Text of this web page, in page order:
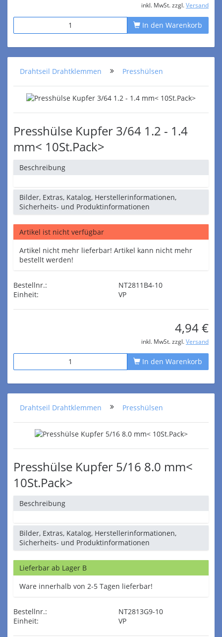
inkl. MwSt. zzgl. Versand
In den Warenkorb
Drahtseil Drahtklemmen Presshülsen
Presshülse Kupfer 3/64 1.2 - 1.4
mm< 10St.Pack>
Beschreibung
Bilder, Extras, Katalog, Herstellerinformationen,
Sicherheits- und Produktinformationen
Artikel ist nicht verfügbar
Artikel nicht mehr lieferbar! Artikel kann nicht mehr
bestellt werden!
Bestellnr.:
NT2811B4-10
Einheit:
VP
4,94 €
inkl. MwSt. zzgl. Versand
In den Warenkorb
Drahtseil Drahtklemmen Presshülsen
Presshülse Kupfer 5/16 8.0 mm<
10St.Pack>
Beschreibung
Bilder, Extras, Katalog, Herstellerinformationen,
Sicherheits- und Produktinformationen
Lieferbar ab Lager B
Ware innerhalb von 2-5 Tagen lieferbar!
Bestellnr.:
NT2813G9-10
Einheit:
VP